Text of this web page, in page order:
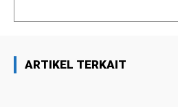
ARTIKEL TERKAIT